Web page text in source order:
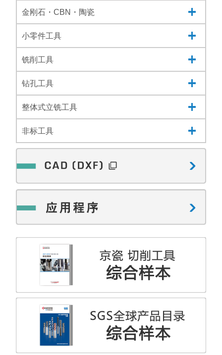
金刚石・CBN・陶瓷
小零件工具
铣削工具
钻孔工具
整体式立铣工具
非标工具